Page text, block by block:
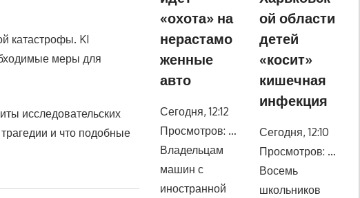
катастрофы. KI
меры для
исследовательских
и что подобные
«охота» на
нерастамо
женные
авто
Сегодня, 12:12
Просмотров: …
Владельцам
машин с
иностранной
ой области
детей
«косит»
кишечная
инфекция
Сегодня, 12:10
Просмотров: …
Восемь
школьников